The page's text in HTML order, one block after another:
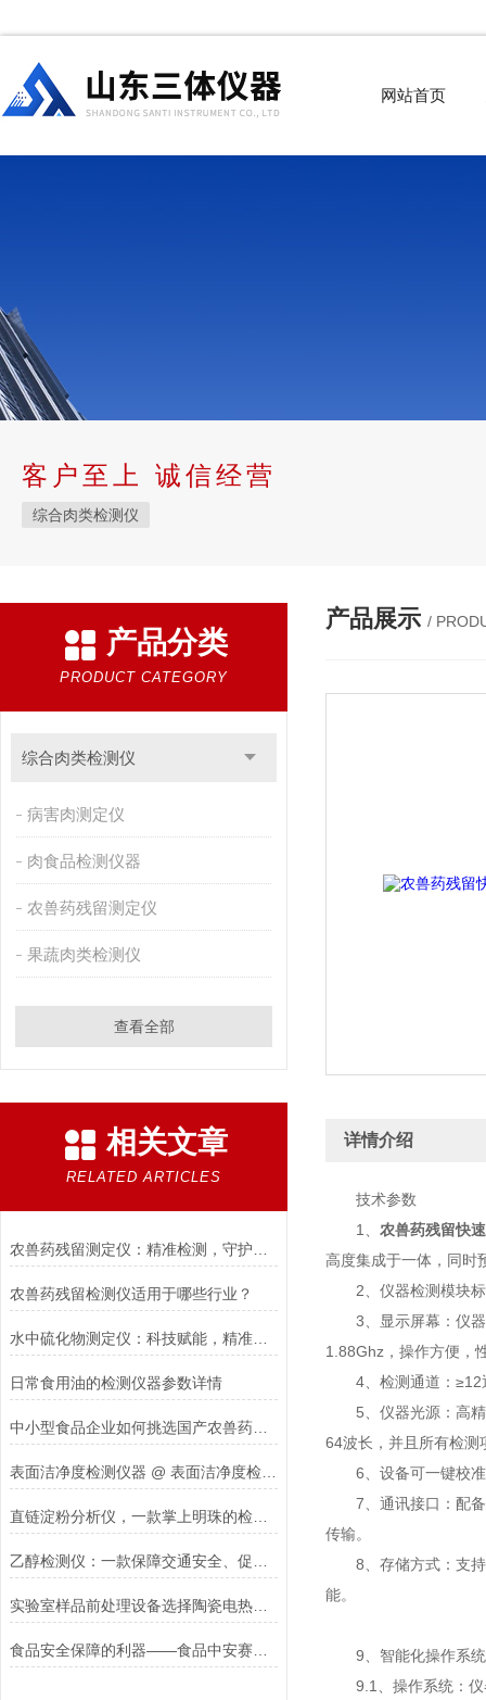
网站首页
客户至上 诚信经营
综合肉类检测仪
产品分类
PRODUCT CATEGORY
综合肉类检测仪
病害肉测定仪
肉食品检测仪器
农兽药残留测定仪
果蔬肉类检测仪
查看全部
相关文章
RELATED ARTICLES
农兽药残留检测仪适用于哪些行业？
水中硫化物测定仪：科技赋能，精准监测水质
日常食用油的检测仪器参数详情
中小型食品企业如何挑选国产农兽药残留检测仪
实验室样品前处理设备选择陶瓷电热板的理由
食品安全保障的利器——食品中安赛蜜含量速测仪
产品展示 /
详情介绍
技术参数
1、 农兽药残留快
高度集成于一体，同时
2、仪器检测模块标
3、显示屏幕：仪器
1.88Ghz，操作方便，
4、检测通道：≥12通
5、仪器光源：高精
64波长，并且所有检测
6、设备可一键校准
7、通讯接口：配备
传输。
8、存储方式：支持U
能。
9、智能化操作系
9.1、操作系统：仪